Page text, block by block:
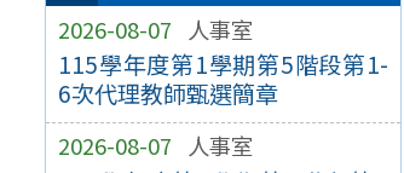
2026-08-07 人事室
115學年度第1學期第5階段第1-
6次代理教師甄選簡章
2026-08-07 人事室